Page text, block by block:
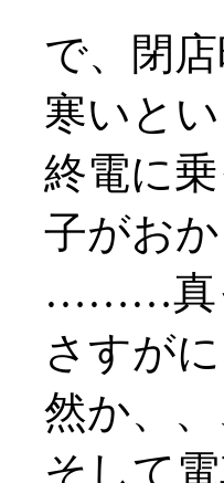
で、閉
寒いと
終電に
子がお
………真
さすがに
然か、、
そして